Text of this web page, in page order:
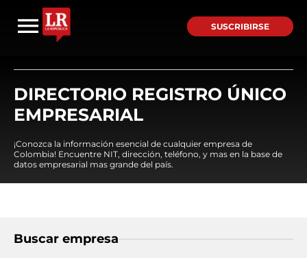
SUSCRIBIRSE
DIRECTORIO REGISTRO ÚNICO
EMPRESARIAL
¡Conozca la información esencial de cualquier empresa de
Colombia! Encuentre NIT, dirección, teléfono, y mas en la base de
datos empresarial mas grande del país.
Buscar empresa